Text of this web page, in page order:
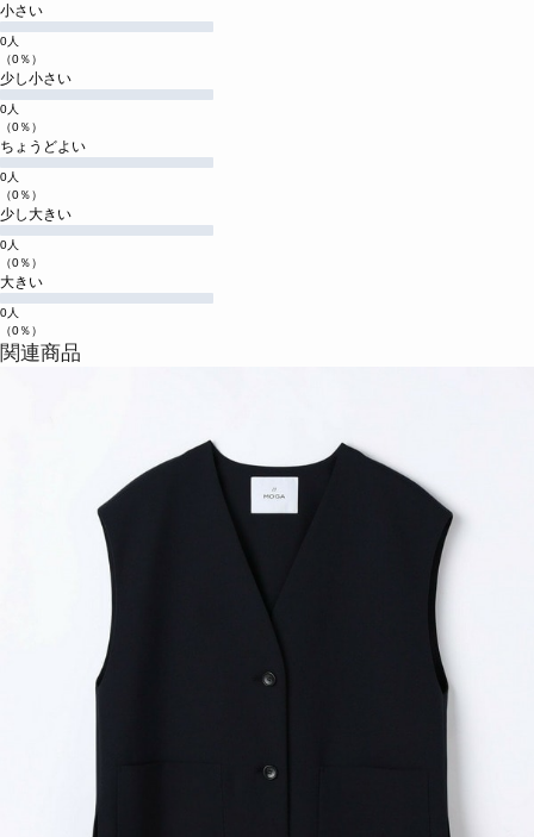
小さい
0人
（0％）
少し小さい
0人
（0％）
ちょうどよい
0人
（0％）
少し大きい
0人
（0％）
大きい
0人
（0％）
関連商品